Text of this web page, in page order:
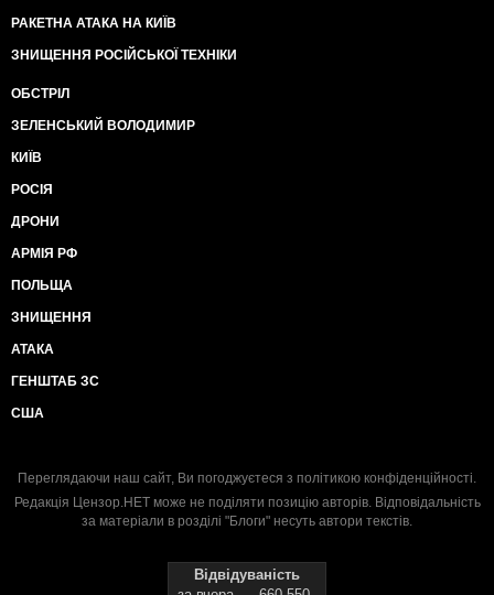
РАКЕТНА АТАКА НА КИЇВ
ЗНИЩЕННЯ РОСІЙСЬКОЇ ТЕХНІКИ
ОБСТРІЛ
ЗЕЛЕНСЬКИЙ ВОЛОДИМИР
КИЇВ
РОСІЯ
ДРОНИ
АРМІЯ РФ
ПОЛЬЩА
ЗНИЩЕННЯ
АТАКА
ГЕНШТАБ ЗС
США
Переглядаючи наш сайт, Ви погоджуєтеся з політикою конфіденційності.
Редакція Цензор.НЕТ може не поділяти позицію авторів. Відповідальність
за матеріали в розділі "Блоги" несуть автори текстів.
Відвідуваність